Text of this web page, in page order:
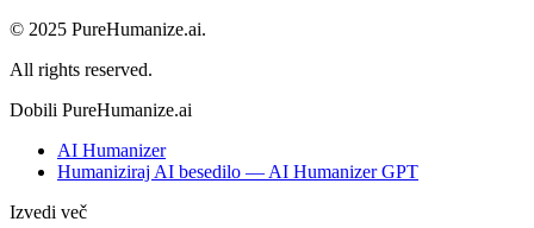
© 2025 PureHumanize.ai.
All rights reserved.
Dobili PureHumanize.ai
AI Humanizer
Humaniziraj AI besedilo — AI Humanizer GPT
Izvedi več